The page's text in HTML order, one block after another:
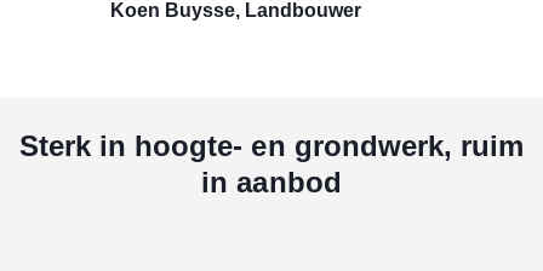
Koen Buysse, Landbouwer
Sterk in hoogte- en grondwerk, ruim
in aanbod